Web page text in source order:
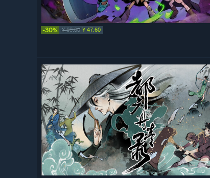
-30% ¥ 68.00 ¥ 47.60